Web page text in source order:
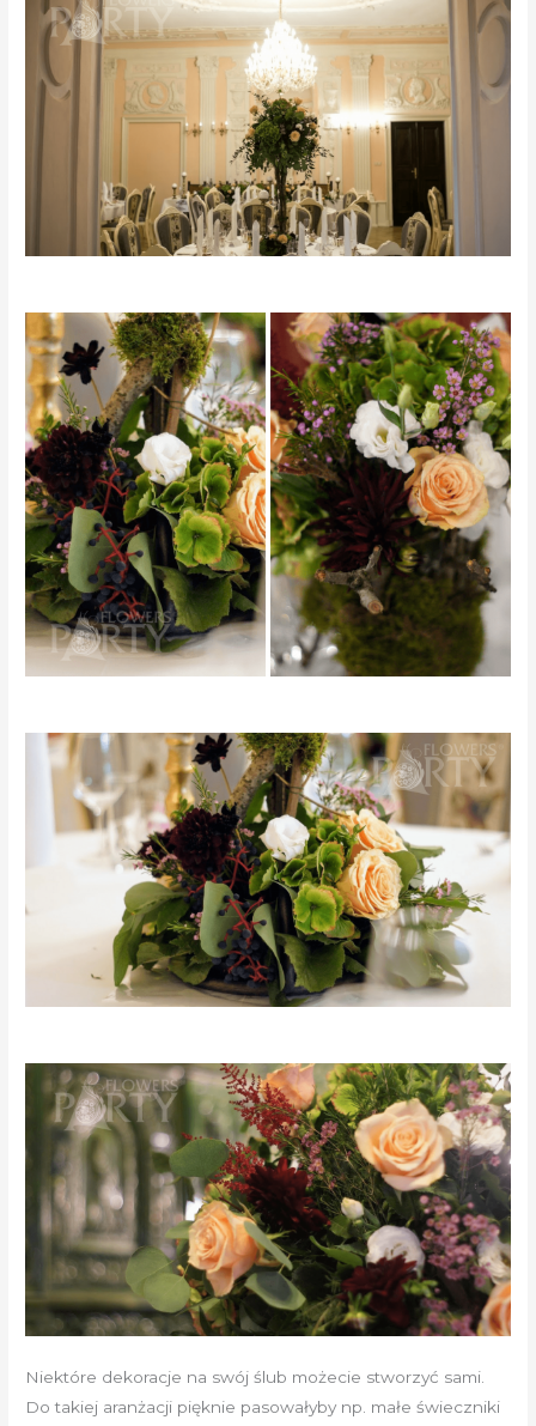
Niektóre dekoracje na swój ślub możecie stworzyć sami.
Do takiej aranżacji pięknie pasowałyby np. małe świeczniki